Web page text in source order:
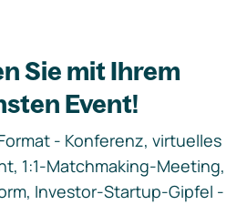
Sie mit Ihrem
Event!
- Konferenz, virtuelles
1:1-Matchmaking-Meeting,
Investor-Startup-Gipfel -